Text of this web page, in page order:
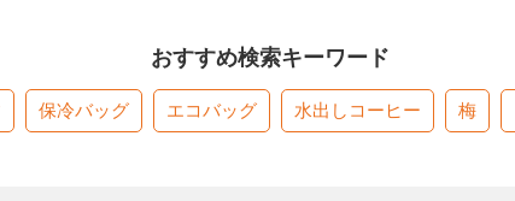
おすすめ検索キーワード
保冷バッグ エコバッグ 水出しコーヒー 梅